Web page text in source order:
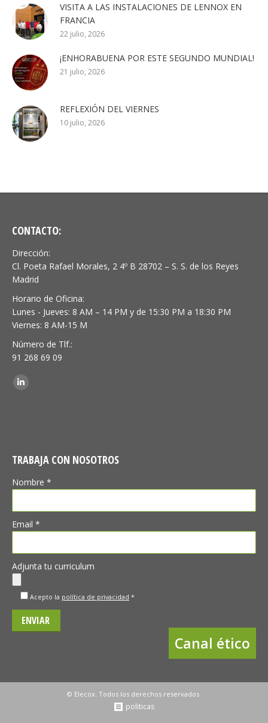
VISITA A LAS INSTALACIONES DE LENNOX EN
FRANCIA
22 julio, 2026
¡ENHORABUENA POR ESTE SEGUNDO MUNDIAL!
21 julio, 2026
REFLEXIÓN DEL VIERNES
10 julio, 2026
CONTACTO:
Dirección:
Cl. Poeta Rafael Morales, 2 4º B 28702 – S. S. de los Reyes
Madrid
Horario de Oficina:
Lunes - Jueves: 8 AM – 14 PM y de 15:30 PM a 18:30 PM
Viernes: 8 AM-15 M
Número de Tlf.:
91 268 69 09
Encuéntranos en:
Linkedin
TRABAJA CON NOSOTROS
Nombre *
Email *
Adjunta tu curriculum
Acepto la política de privacidad *
Canal ético
© Elecox. Todos los derechos reservados.
politicas